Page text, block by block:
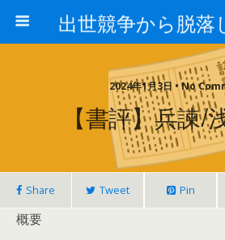
2024年1月3日 • No
【書評】兵諫/
Share Tweet Pin
概要